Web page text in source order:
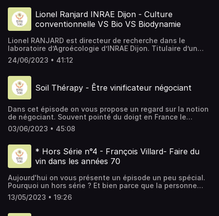
bouchon ni est pour rien…. Alors belle découverte en
compagnie de Grégoire et Cédric du laboratoire Vectoeur
Accréditation Cofrac n° 1-5662
Lionel Ranjard INRAE Dijon - Culture
conventionnelle VS Bio VS Biodynamie
Lionel RANJARD est directeur de recherche dans le
laboratoire d’Agroécologie d’INRAE Dijon. Titulaire d’un
doctorat en écologie microbienne du sol, son expertise
sur la diversité microbienne des sols en fonction des
est l’auteur de plus d’une centaine d’articles scientifiques
internationaux de haut niveau et de plusieurs ouvrages
sur biodiversité des sols dont l’Atlas français des
l'impact du choix de l'agriculture (Conventionnel, Bio ou
encore Biodynamique) sur la vie microbienne des sols. Si
vous avez des questions, n'hésitez pas à nous contacter.
Bonne écoute ! Nous retrouver : Instagram :
24/06/2023 • 41:12
Soil Thérapy - Être vinificateur négociant
Dans cet épisode on vous propose un regard sur la notion
de négociant. Souvent pointé du doigt en France le
négoce offre pourtant une grande diversité quand il est
bien réalisé. Thomas est devenu vinificateur négociant
vous avez des questions, n'hésitez pas à nous contacter.
Bonne écoute ! Domaine Soil Thérapy 68570
SOULTZMATT Email : soiltherapywine@gmail.com Nous
voixdesvignes@gmail.com
03/06/2023 • 45:08
* Hors Série n°4 - François Villard- Faire du
vin dans les années 70
Aujourd'hui on vous présente un épisode un peu spécial.
Pourquoi un hors série ? Et bien parce que la personne
que nous allons voir n'est pas vigneron, enfin en tout cas
il ne l'est plus. On prend donc notre machine à remonter le
13/05/2023 • 19:26